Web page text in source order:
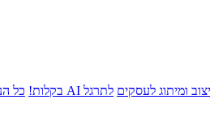
ומיתוג לעסקים לתרגל AI בקלות! כל